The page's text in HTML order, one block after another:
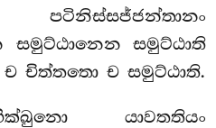
සමුට්ඨානෙන සමුට්ඨාති
චිත්තතො ච සමුට්ඨාති.
යාවතතියං